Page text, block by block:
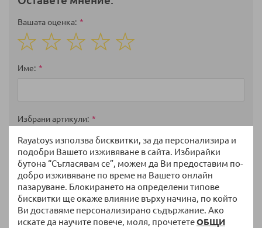
Rayatoys използва бисквитки, за да персонализира и
подобри Вашето изживяване в сайта. Избирайки
бутона “Съгласявам се”, можем да Ви предоставим по-
добро изживяване по време на Вашето онлайн
пазаруване. Блокирането на определени типове
бисквитки ще окаже влияние върху начина, по който
Ви доставяме персонализирано съдържание. Ако
искате да научите повече, моля, прочететеОБЩИ
Вашата оценка
star
stars
stars
stars
stars
Име
Избрани артикули
Мнение